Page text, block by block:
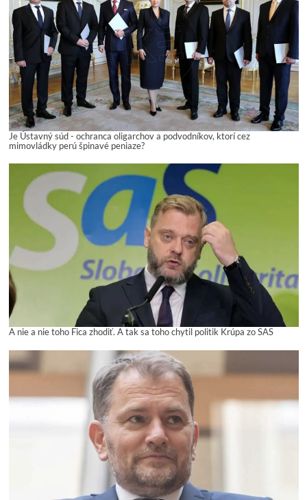
Je Ústavný súd - ochranca oligarchov a podvodníkov, ktorí cez
mimovládky perú špinavé peniaze?
A nie a nie toho Fica zhodiť. A tak sa toho chytil politik Krúpa zo SAS